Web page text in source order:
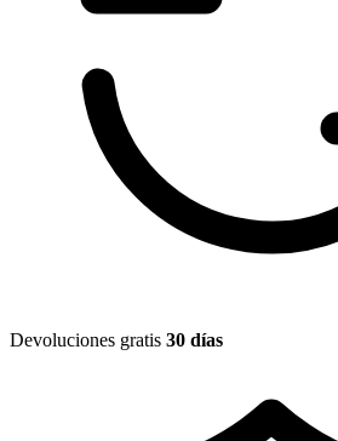
Devoluciones gratis 30 días